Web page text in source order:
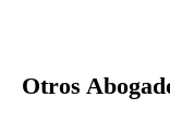
Otros